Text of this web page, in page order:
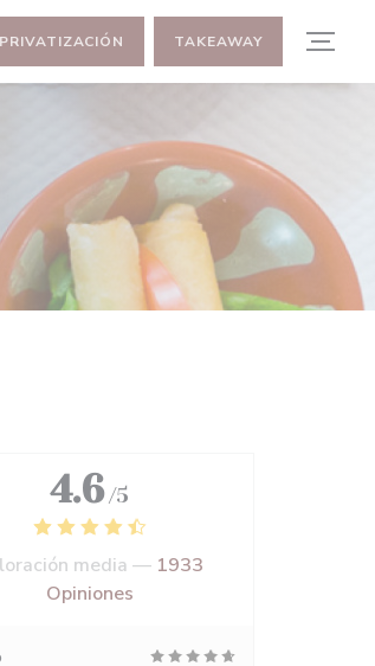
PRIVATIZACIÓN TAKEAWAY
4.6 /5
media — 1933
Opiniones